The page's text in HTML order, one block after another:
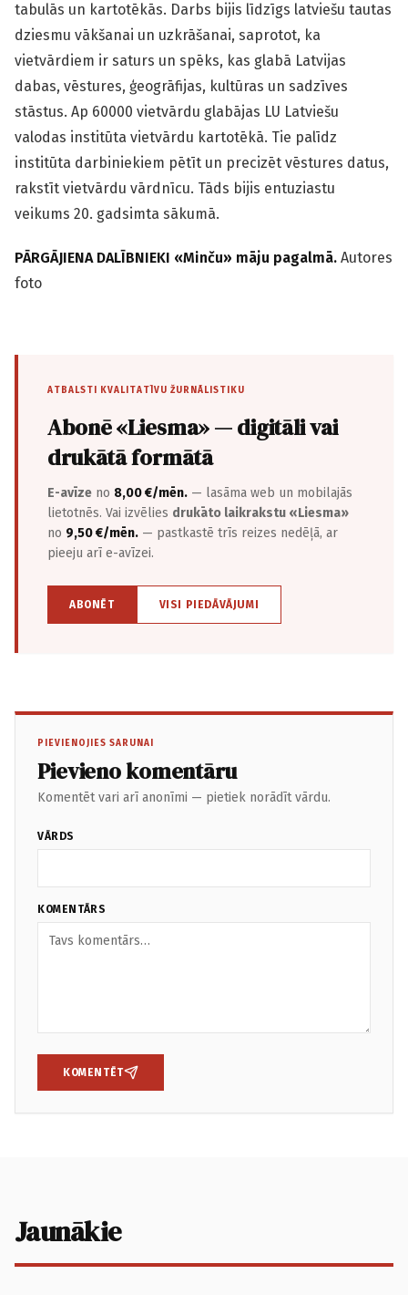
tabulās un kartotēkās. Darbs bijis līdzīgs latviešu tautas
dziesmu vākšanai un uzkrāšanai, saprotot, ka
vietvārdiem ir saturs un spēks, kas glabā Latvijas
dabas, vēstures, ģeogrāfijas, kultūras un sadzīves
stāstus. Ap 60000 vietvārdu glabājas LU Latviešu
valodas institūta vietvārdu kartotēkā. Tie palīdz
institūta darbiniekiem pētīt un precizēt vēstures datus,
rakstīt vietvārdu vārdnīcu. Tāds bijis entuziastu
veikums 20. gadsimta sākumā.
PĀRGĀJIENA DALĪBNIEKI «Minču» māju pagalmā. Autores
foto
ATBALSTI KVALITATĪVU ŽURNĀLISTIKU
Abonē «Liesma» — digitāli vai
drukātā formātā
E-avīze no 8,00 €/mēn. — lasāma web un mobilajās
lietotnēs. Vai izvēlies drukāto laikrakstu «Liesma»
no 9,50 €/mēn. — pastkastē trīs reizes nedēļā, ar
pieeju arī e-avīzei.
ABONĒT VISI PIEDĀVĀJUMI
PIEVIENOJIES SARUNAI
Pievieno komentāru
Komentēt vari arī anonīmi — pietiek norādīt vārdu.
VĀRDS
KOMENTĀRS
KOMENTĒT
Jaunākie